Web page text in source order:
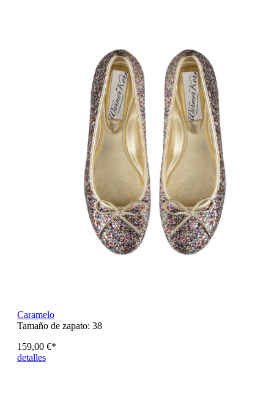
Caramelo
Tamaño de zapato: 38
159,00 €*
detalles